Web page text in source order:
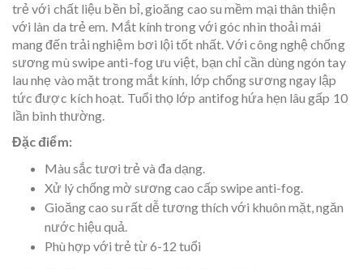
trẻ với chất liệu bền bỉ, gioăng cao su mềm mại thân thiện
với làn da trẻ em. Mắt kính trong với góc nhìn thoải mái
mang đến trải nghiệm bơi lội tốt nhất. Với công nghệ chống
sương mù swipe anti-fog ưu việt, bạn chỉ cần dùng ngón tay
lau nhẹ vào mặt trong mắt kính, lớp chống sương ngay lập
tức được kích hoạt. Tuổi thọ lớp antifog hứa hẹn lâu gấp 10
lần bình thường.
Đặc điểm:
Màu sắc tươi trẻ và đa dạng.
Xử lý chống mờ sương cao cấp swipe anti-fog.
Gioăng cao su rất dễ tương thích với khuôn mặt, ngăn
nước hiệu quả.
Phù hợp với trẻ từ 6-12 tuổi